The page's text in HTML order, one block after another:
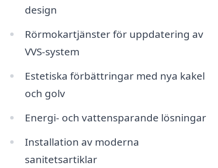
design
Rörmokartjänster för uppdatering av
VVS-system
Estetiska förbättringar med nya kakel
och golv
Energi- och vattensparande lösningar
Installation av moderna
sanitetsartiklar